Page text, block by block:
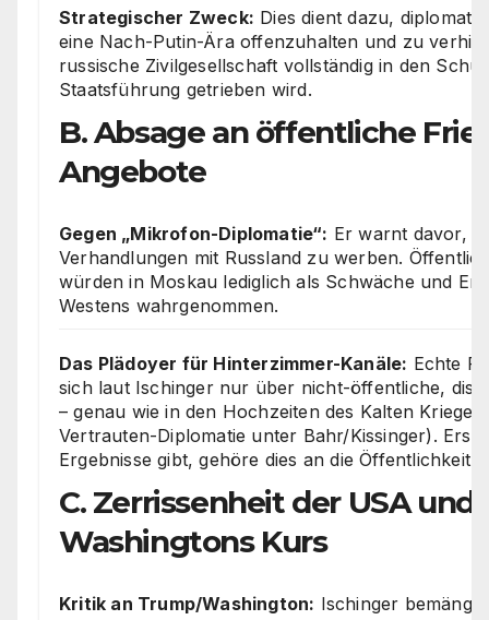
Strategischer Zweck: Dies dient dazu,
eine Nach-Putin-Ära offenzuhalten und zu
russische Zivilgesellschaft vollständig in den
Staatsführung getrieben wird.
B. Absage an öffentliche
Angebote
Gegen „Mikrofon-Diplomatie“: Er warnt davor,
Verhandlungen mit Russland zu werben.
würden in Moskau lediglich als Schwäche und
Westens wahrgenommen.
Das Plädoyer für Hinterzimmer-Kanäle: Echte
sich laut Ischinger nur über nicht-öffentliche,
– genau wie in den Hochzeiten des Kalten
Vertrauten-Diplomatie unter Bahr/Kissinger). Erst
Ergebnisse gibt, gehöre dies an die Öffentlichkeit.
C. Zerrissenheit der USA und
Washingtons Kurs
Kritik an Trump/Washington: Ischinger